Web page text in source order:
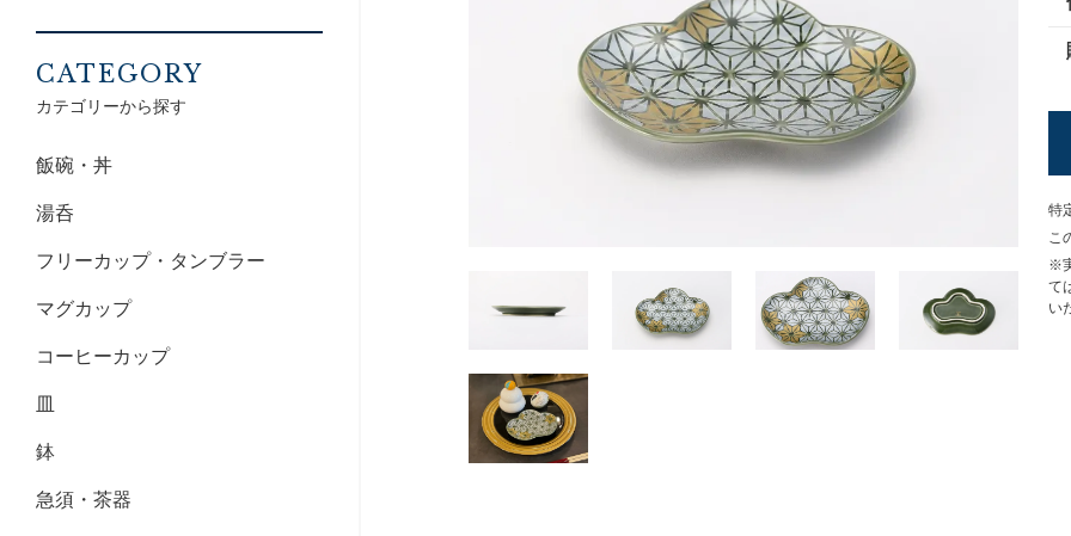
特
こ
※
て
い
CATEGORY
カテゴリーから探す
飯碗・丼
湯呑
フリーカップ・タンブラー
マグカップ
コーヒーカップ
皿
鉢
急須・茶器